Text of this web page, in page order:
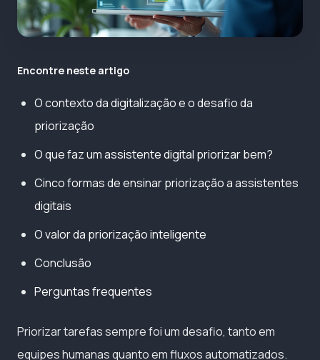
Encontre neste artigo
O contexto da digitalização e o desafio da
priorização
O que faz um assistente digital priorizar bem?
Cinco formas de ensinar priorização a assistentes
digitais
O valor da priorização inteligente
Conclusão
Perguntas frequentes
Priorizar tarefas sempre foi um desafio, tanto em
equipes humanas quanto em fluxos automatizados.